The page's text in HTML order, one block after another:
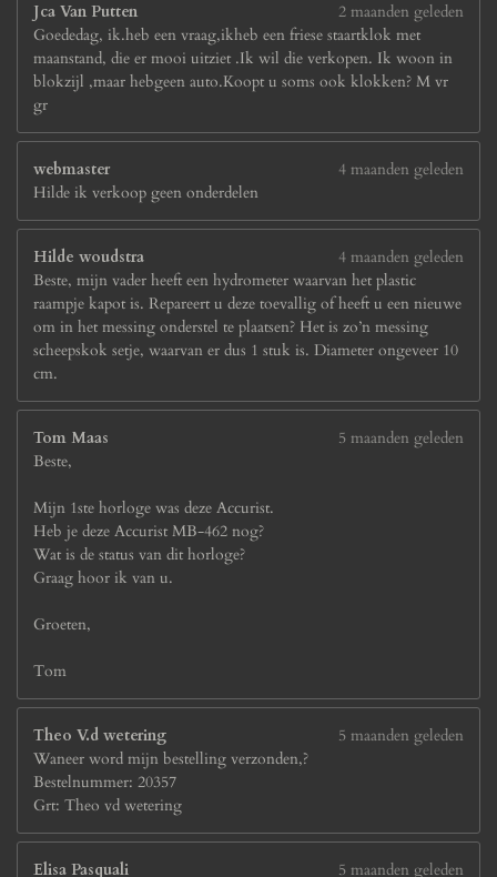
Jca Van Putten
2 maanden geleden
Goededag, ik.heb een vraag,ikheb een friese staartklok met
maanstand, die er mooi uitziet .Ik wil die verkopen. Ik woon in
blokzijl ,maar hebgeen auto.Koopt u soms ook klokken? M vr
gr
webmaster
4 maanden geleden
Hilde ik verkoop geen onderdelen
Hilde woudstra
4 maanden geleden
Beste, mijn vader heeft een hydrometer waarvan het plastic
raampje kapot is. Repareert u deze toevallig of heeft u een nieuwe
om in het messing onderstel te plaatsen? Het is zo’n messing
scheepskok setje, waarvan er dus 1 stuk is. Diameter ongeveer 10
cm.
Tom Maas
5 maanden geleden
Beste,
Mijn 1ste horloge was deze Accurist.
Heb je deze Accurist MB-462 nog?
Wat is de status van dit horloge?
Graag hoor ik van u.
Groeten,
Tom
Theo V.d wetering
5 maanden geleden
Waneer word mijn bestelling verzonden,?
Bestelnummer: 20357
Grt: Theo vd wetering
Elisa Pasquali 5 maanden geleden